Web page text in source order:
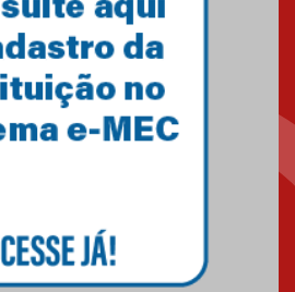
Primeiro culto do ano ressalta o
27.02.2026